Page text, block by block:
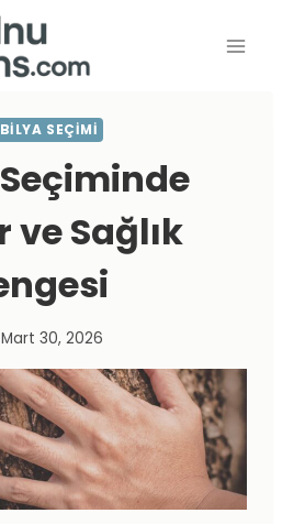
SEÇIMI
ve Sağlık
Mart 30, 2026